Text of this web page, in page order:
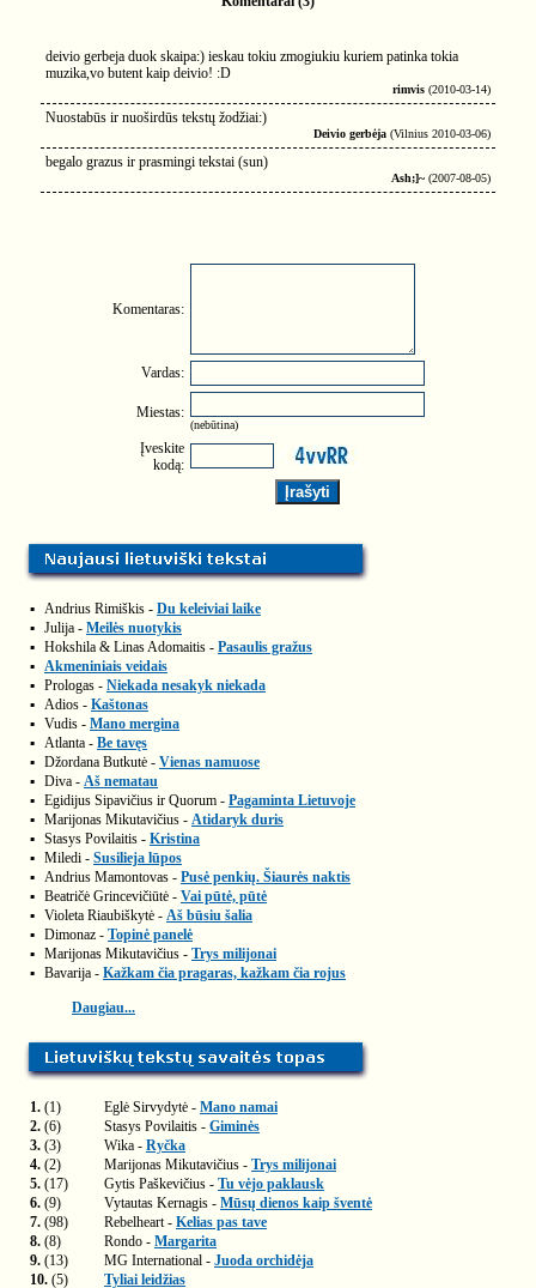
deivio gerbeja duok skaipa:) ieskau tokiu zmogiukiu kuriem patinka tokia
muzika,vo butent kaip deivio! :D
rimvis (2010-03-14)
Nuostabūs ir nuoširdūs tekstų žodžiai:)
Deivio gerbėja (Vilnius 2010-03-06)
begalo grazus ir prasmingi tekstai (sun)
Ash;]~ (2007-08-05)
Komentaras:
Vardas:
Miestas:
(nebūtina)
Įveskite
kodą:
▪ Andrius Rimiškis - Du keleiviai laike
▪ Julija - Meilės nuotykis
▪ Hokshila & Linas Adomaitis - Pasaulis gražus
▪ Akmeniniais veidais
▪ Prologas - Niekada nesakyk niekada
▪ Adios - Kaštonas
▪ Vudis - Mano mergina
▪ Atlanta - Be tavęs
▪ Džordana Butkutė - Vienas namuose
▪ Diva - Aš nematau
▪ Egidijus Sipavičius ir Quorum - Pagaminta Lietuvoje
▪ Marijonas Mikutavičius - Atidaryk duris
▪ Stasys Povilaitis - Kristina
▪ Miledi - Susilieja lūpos
▪ Andrius Mamontovas - Pusė penkių. Šiaurės naktis
▪ Beatričė Grincevičiūtė - Vai pūtė, pūtė
▪ Violeta Riaubiškytė - Aš būsiu šalia
▪ Dimonaz - Topinė panelė
▪ Marijonas Mikutavičius - Trys milijonai
▪ Bavarija - Kažkam čia pragaras, kažkam čia rojus
Daugiau...
1. (1) Eglė Sirvydytė - Mano namai
2. (6) Stasys Povilaitis - Giminės
3. (3) Wika - Ryčka
4. (2) Marijonas Mikutavičius - Trys milijonai
5. (17) Gytis Paškevičius - Tu vėjo paklausk
6. (9) Vytautas Kernagis - Mūsų dienos kaip šventė
7. (98) Rebelheart - Kelias pas tave
8. (8) Rondo - Margarita
9. (13) MG International - Juoda orchidėja
10. (5) Tyliai leidžias